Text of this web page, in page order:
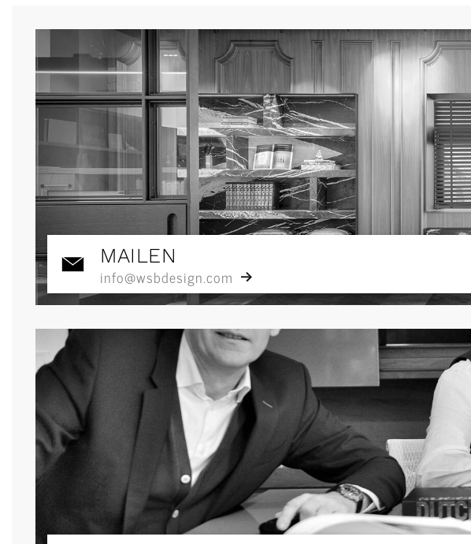
MAILEN
info@wsbdesign.com